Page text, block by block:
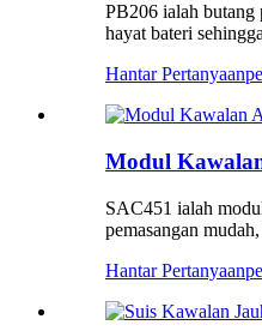
PB206 ialah butang
hayat bateri
Hantar Pertanyaan
Modul
SAC451 ialah
pemasangan
Hantar Pertanyaan